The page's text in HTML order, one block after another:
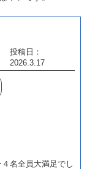
投稿日：
2026.3.17
名全員大満足でし